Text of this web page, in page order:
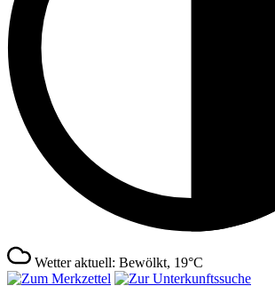
Wetter aktuell: Bewölkt, 19°C